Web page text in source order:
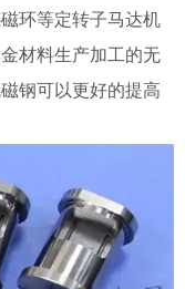
环等定转子马达机
材料生产加工的无
钢可以更好的提高